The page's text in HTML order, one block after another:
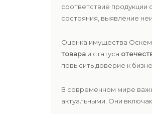
соответствие продукции
состояния, выявление
Оценка имущества
товара и статуса
повысить доверие к
В современном мире
актуальными. Они